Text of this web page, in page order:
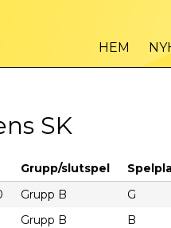
HEM
SK
Grupp/slutspel
Grupp B G
Grupp B B